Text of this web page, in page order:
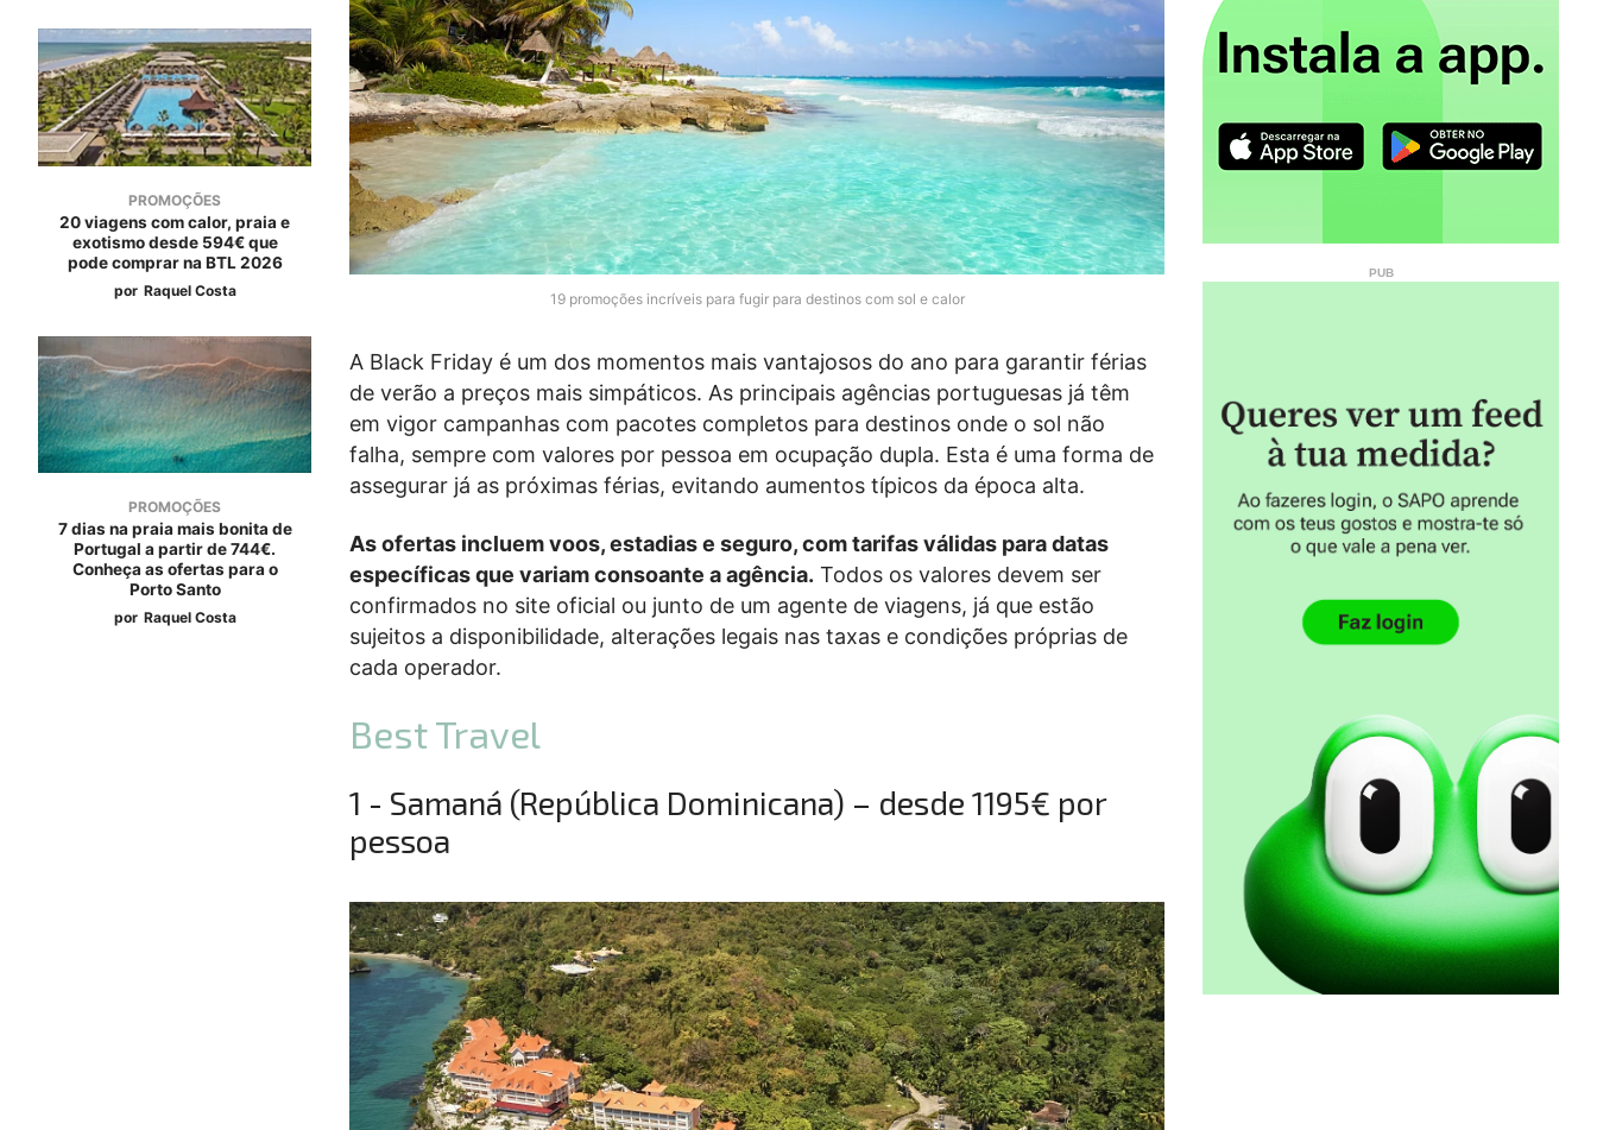
PROMOÇÕES
20 viagens com calor, praia e
exotismo desde 594€ que
pode comprar na BTL 2026
por Raquel Costa
PROMOÇÕES
7 dias na praia mais bonita de
Portugal a partir de 744€.
Conheça as ofertas para o
Porto Santo
por Raquel Costa
19 promoções incríveis para fugir para destinos com sol e calor
A Black Friday é um dos momentos mais vantajosos do ano para garantir férias
de verão a preços mais simpáticos. As principais agências portuguesas já têm
em vigor campanhas com pacotes completos para destinos onde o sol não
falha, sempre com valores por pessoa em ocupação dupla. Esta é uma forma de
assegurar já as próximas férias, evitando aumentos típicos da época alta.
As ofertas incluem voos, estadias e seguro, com tarifas válidas para datas
específicas que variam consoante a agência. Todos os valores devem ser
confirmados no site oficial ou junto de um agente de viagens, já que estão
sujeitos a disponibilidade, alterações legais nas taxas e condições próprias de
cada operador.
Best Travel
1 - Samaná (República Dominicana) – desde 1195€ por
pessoa